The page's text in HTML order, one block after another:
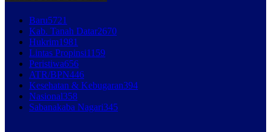
Baru5721
Kab. Tanah Datar2670
Hukrim1981
Lintas Propinsi1159
Peristiwa656
ATR/BPN446
Kesehatan & Kebugaran394
Nasional358
Sabanakaba Nagari345